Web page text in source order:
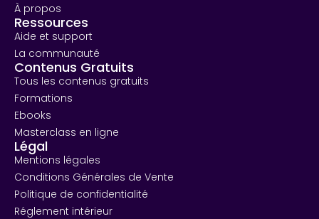
À propos
Ressources
Aide et support
La communauté
Contenus Gratuits
Tous les contenus gratuits
Formations
Ebooks
Masterclass en ligne
Légal
Mentions légales
Conditions Générales de Vente
Politique de confidentialité
Réglement intérieur